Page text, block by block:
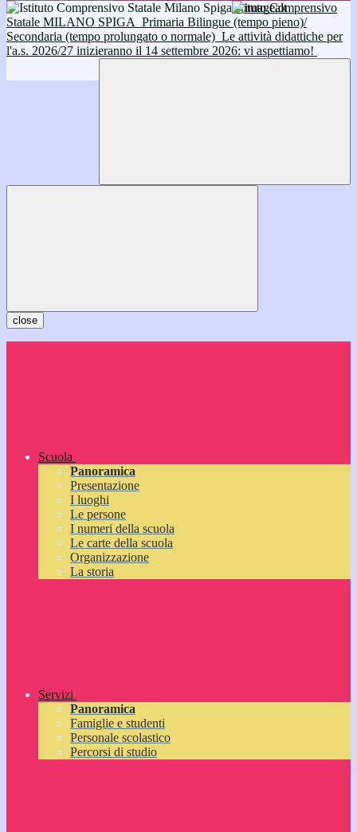
Istituto Comprensivo
Statale MILANO SPIGA Primaria Bilingue (tempo pieno)/
Secondaria (tempo prolungato o normale) Le attività didattiche per
l'a.s. 2026/27 inizieranno il 14 settembre 2026: vi aspettiamo!
close
Scuola
Panoramica
Presentazione
I luoghi
Le persone
I numeri della scuola
Le carte della scuola
Organizzazione
La storia
Servizi
Panoramica
Famiglie e studenti
Personale scolastico
Percorsi di studio